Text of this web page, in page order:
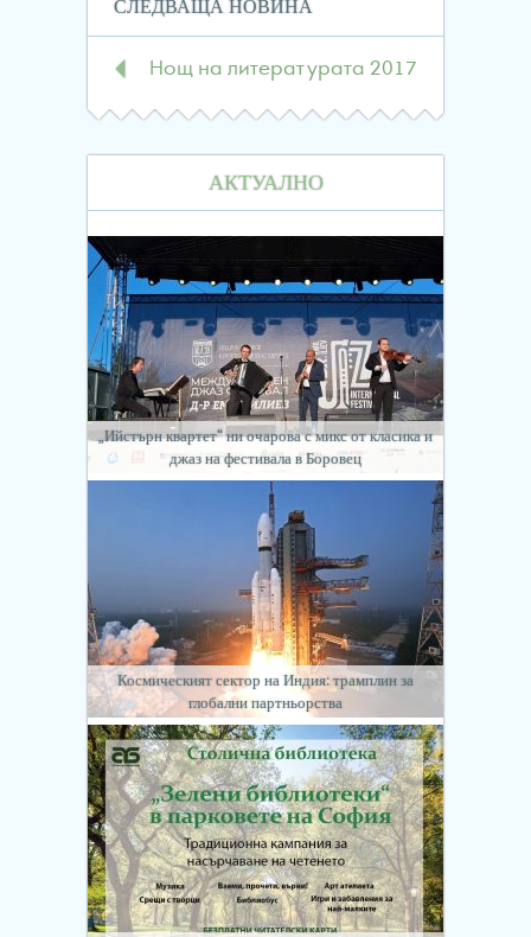
СЛЕДВАЩА НОВИНА
Нощ на литературата 2017
АКТУАЛНО
„Ийстърн квартет“ ни очарова с микс от класика и
джаз на фестивала в Боровец
Космическият сектор на Индия: трамплин за
глобални партньорства